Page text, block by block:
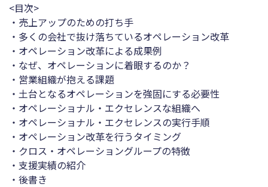
<目次>
・売上アップのための打ち⼿
・多くの会社で抜け落ちているオペレーション改⾰
・オペレーション改⾰による成果例
・なぜ、オペレーションに着眼するのか？
・営業組織が抱える課題
・⼟台となるオペレーションを強固にする必要性
・オペレーショナル・エクセレンスな組織へ
・オペレーショナル・エクセレンスの実⾏⼿順
・オペレーション改⾰を⾏うタイミング
・クロス・オペレーショングループの特徴
・⽀援実績の紹介
・後書き